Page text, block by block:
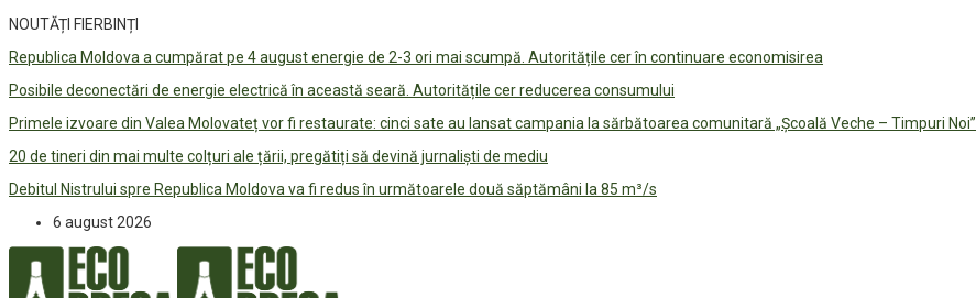
NOUTĂȚI FIERBINȚI
Republica Moldova a cumpărat pe 4 august energie de 2-3 ori mai scumpă. Autoritățile cer în continuare economisirea
Posibile deconectări de energie electrică în această seară. Autoritățile cer reducerea consumului
Primele izvoare din Valea Molovateț vor fi restaurate: cinci sate au lansat campania la sărbătoarea comunitară „Școală Veche – Timpuri Noi”
20 de tineri din mai multe colțuri ale țării, pregătiți să devină jurnaliști de mediu
Debitul Nistrului spre Republica Moldova va fi redus în următoarele două săptămâni la 85 m³/s
6 august 2026